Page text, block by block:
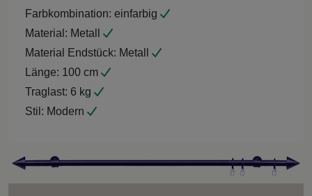
Farbkombination: einfarbig
Material: Metall
Material Endstück: Metall
Länge: 100 cm
Traglast: 6 kg
Stil: Modern